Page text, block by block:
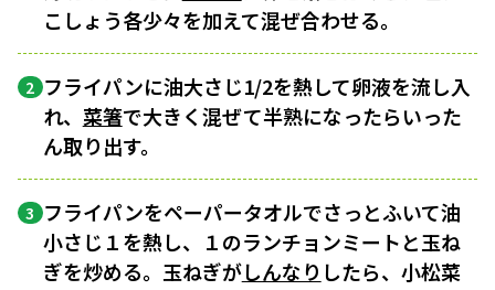
こしょう各少々を加えて混ぜ合わせる。
2 フライパンに油大さじ1/2を熱して卵液を流し入
れ、 菜箸で大きく混ぜて半熟になったらいった
ん取り出す。
3 フライパンをペーパータオルでさっとふいて油
小さじ１を熱し、１のランチョンミートと玉ね
ぎを炒める。玉ねぎがしんなり したら、小松菜